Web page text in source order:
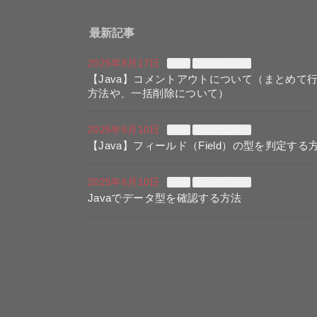
最新記事
2025年8月17日
【Java】コメントアウトについて（まとめて行
方法や、一括削除について）
2025年6月10日
【Java】フィールド（Field）の型を判定する
2025年6月10日
Javaでデータ型を確認する方法